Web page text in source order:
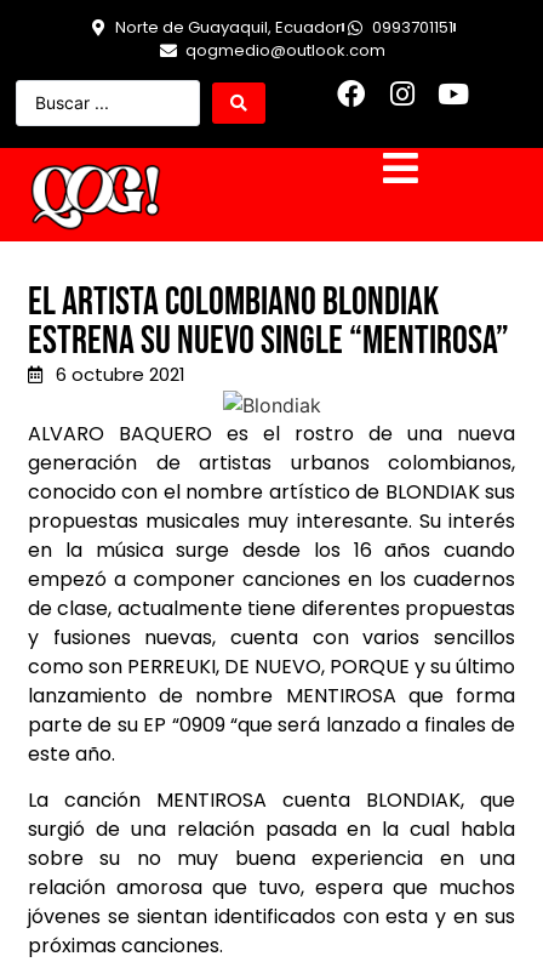
Norte de Guayaquil, Ecuador
0993701151
qogmedio@outlook.com
El artista colombiano Blondiak
estrena su nuevo single “Mentirosa”
6 octubre 2021
ALVARO BAQUERO es el rostro de una nueva
generación de artistas urbanos colombianos,
conocido con el nombre artístico de BLONDIAK sus
propuestas musicales muy interesante. Su interés
en la música surge desde los 16 años cuando
empezó a componer canciones en los cuadernos
de clase, actualmente tiene diferentes propuestas
y fusiones nuevas, cuenta con varios sencillos
como son PERREUKI, DE NUEVO, PORQUE y su último
lanzamiento de nombre MENTIROSA que forma
parte de su EP “0909 “que será lanzado a finales de
este año.
La canción MENTIROSA cuenta BLONDIAK, que
surgió de una relación pasada en la cual habla
sobre su no muy buena experiencia en una
relación amorosa que tuvo, espera que muchos
jóvenes se sientan identificados con esta y en sus
próximas canciones.